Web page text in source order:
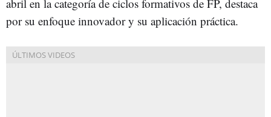
abril en la categoría de ciclos formativos de FP, destaca
por su enfoque innovador y su aplicación práctica.